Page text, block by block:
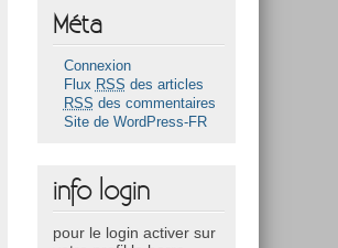
Méta
Connexion
Flux RSS des articles
RSS des commentaires
Site de WordPress-FR
info login
pour le login activer sur